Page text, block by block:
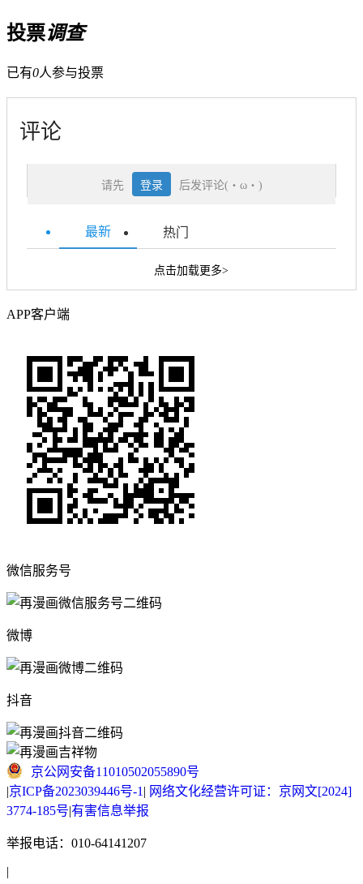
投票调查
已有0人参与投票
评论
请先 登录 后发评论(・ω・)
最新 热门
点击加载更多>
APP客户端
微信服务号
微博
抖音
京公网安备11010502055890号
|京ICP备2023039446号-1 | 网络文化经营许可证：京网文[2024]
3774-185号|有害信息举报
举报电话：010-64141207
|